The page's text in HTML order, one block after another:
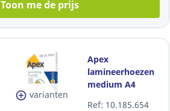
Toon me de prijs
varianten
Apex
lamineerhoezen
medium A4
Ref: 10.185.654